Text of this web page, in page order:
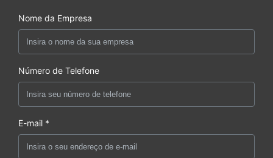
Nome da Empresa
Número de Telefone
E-mail *